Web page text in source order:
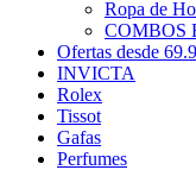
Ropa de
COMBOS
Ofertas desde
INVICTA
Rolex
Tissot
Gafas
Perfumes